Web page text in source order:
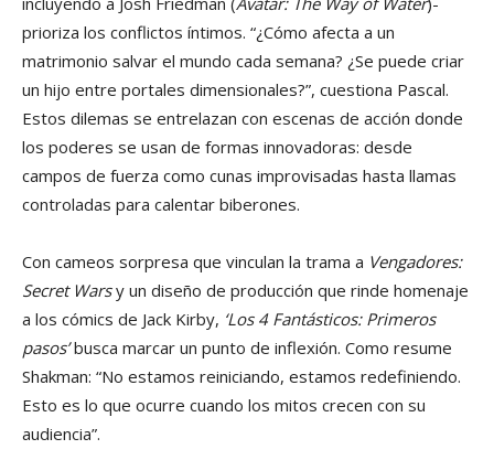
prioriza los conflictos íntimos. “¿Cómo afecta a un
matrimonio salvar el mundo cada semana? ¿Se puede criar
un hijo entre portales dimensionales?”, cuestiona Pascal.
Estos dilemas se entrelazan con escenas de acción donde
los poderes se usan de formas innovadoras: desde
campos de fuerza como cunas improvisadas hasta llamas
controladas para calentar biberones.
Con cameos sorpresa que vinculan la trama a Vengadores:
Secret Warsy un diseño de producción que rinde homenaje
a los cómics de Jack Kirby, ‘Los 4 Fantásticos: Primeros
pasos’busca marcar un punto de inflexión. Como resume
Shakman: “No estamos reiniciando, estamos redefiniendo.
Esto es lo que ocurre cuando los mitos crecen con su
audiencia”.